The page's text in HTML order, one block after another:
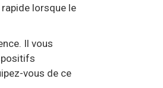
lorsque le
Il vous
vous de ce